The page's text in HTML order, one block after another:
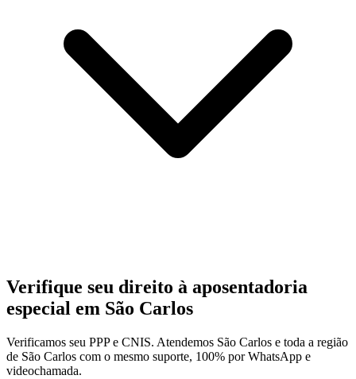
Verifique seu direito à aposentadoria
especial em São Carlos
Verificamos seu PPP e CNIS. Atendemos São Carlos e toda a região
de São Carlos com o mesmo suporte, 100% por WhatsApp e
videochamada.